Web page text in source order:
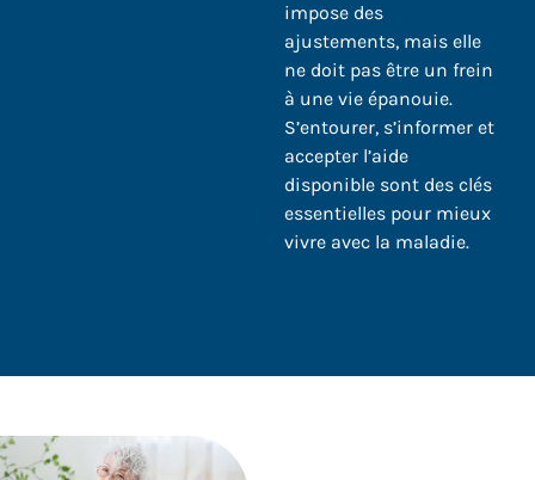
impose des
ajustements, mais elle
ne doit pas être un frein
à une vie épanouie.
S’entourer, s’informer et
accepter l’aide
disponible sont des clés
essentielles pour mieux
vivre avec la maladie.